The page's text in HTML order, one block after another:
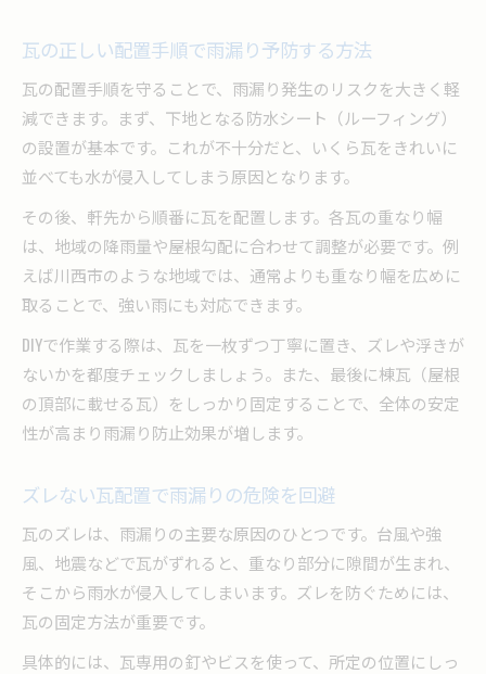
瓦の正しい配置手順で雨漏り予防する方法
瓦の配置手順を守ることで、雨漏り発生のリスクを大きく軽
減できます。まず、下地となる防水シート（ルーフィング）
の設置が基本です。これが不十分だと、いくら瓦をきれいに
並べても水が侵入してしまう原因となります。
その後、軒先から順番に瓦を配置します。各瓦の重なり幅
は、地域の降雨量や屋根勾配に合わせて調整が必要です。例
えば川西市のような地域では、通常よりも重なり幅を広めに
取ることで、強い雨にも対応できます。
DIYで作業する際は、瓦を一枚ずつ丁寧に置き、ズレや浮きが
ないかを都度チェックしましょう。また、最後に棟瓦（屋根
の頂部に載せる瓦）をしっかり固定することで、全体の安定
性が高まり雨漏り防止効果が増します。
ズレない瓦配置で雨漏りの危険を回避
瓦のズレは、雨漏りの主要な原因のひとつです。台風や強
風、地震などで瓦がずれると、重なり部分に隙間が生まれ、
そこから雨水が侵入してしまいます。ズレを防ぐためには、
瓦の固定方法が重要です。
具体的には、瓦専用の釘やビスを使って、所定の位置にしっ